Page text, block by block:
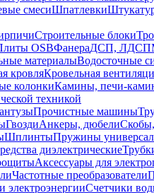
смесиШпатлевки
Строительные блоки
OSBФанераДСП, ЛДСП
материалыВодосточные
кровляКровельная
колонкиКамины, печи-
техникой
Прочистные машины
ГвоздиАнкеры, дюбели
ШплинтыПружины
диэлектрические
Аксессуары для
Частотные преобразователи
электроэнергииСчетчики